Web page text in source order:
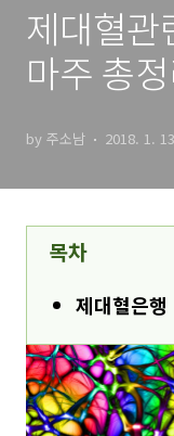
제대혈관
마주 총
by 주소남 2018. 1.
목차
제대혈은행